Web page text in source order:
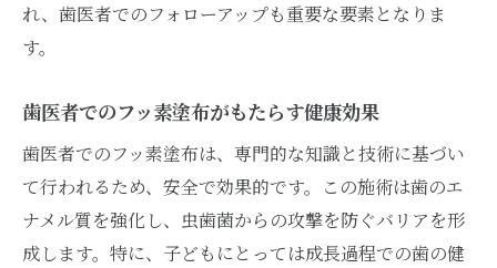
れ、歯医者でのフォローアップも重要な要素となりま
す。
歯医者でのフッ素塗布がもたらす健康効果
歯医者でのフッ素塗布は、専門的な知識と技術に基づい
て行われるため、安全で効果的です。この施術は歯のエ
ナメル質を強化し、虫歯菌からの攻撃を防ぐバリアを形
成します。特に、子どもにとっては成長過程での歯の健